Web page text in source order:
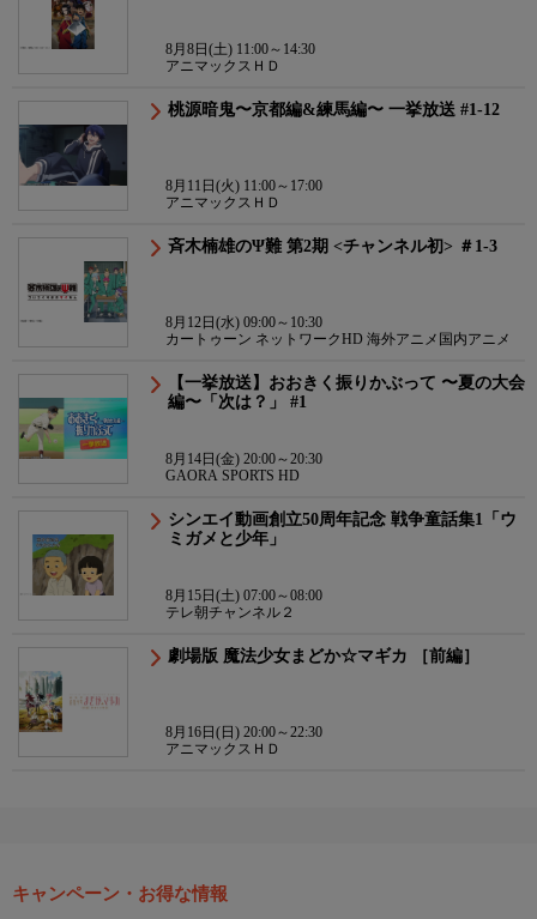
8月8日(土) 11:00～14:30
アニマックスＨＤ
桃源暗鬼〜京都編&練馬編〜 一挙放送 #1-12
8月11日(火) 11:00～17:00
アニマックスＨＤ
斉木楠雄のΨ難 第2期 <チャンネル初> ＃1-3
8月12日(水) 09:00～10:30
カートゥーン ネットワークHD 海外アニメ国内アニメ
【一挙放送】おおきく振りかぶって 〜夏の大会
編〜「次は？」 #1
8月14日(金) 20:00～20:30
GAORA SPORTS HD
シンエイ動画創立50周年記念 戦争童話集1「ウ
ミガメと少年」
8月15日(土) 07:00～08:00
テレ朝チャンネル２
劇場版 魔法少女まどか☆マギカ ［前編］
8月16日(日) 20:00～22:30
アニマックスＨＤ
キャンペーン・お得な情報